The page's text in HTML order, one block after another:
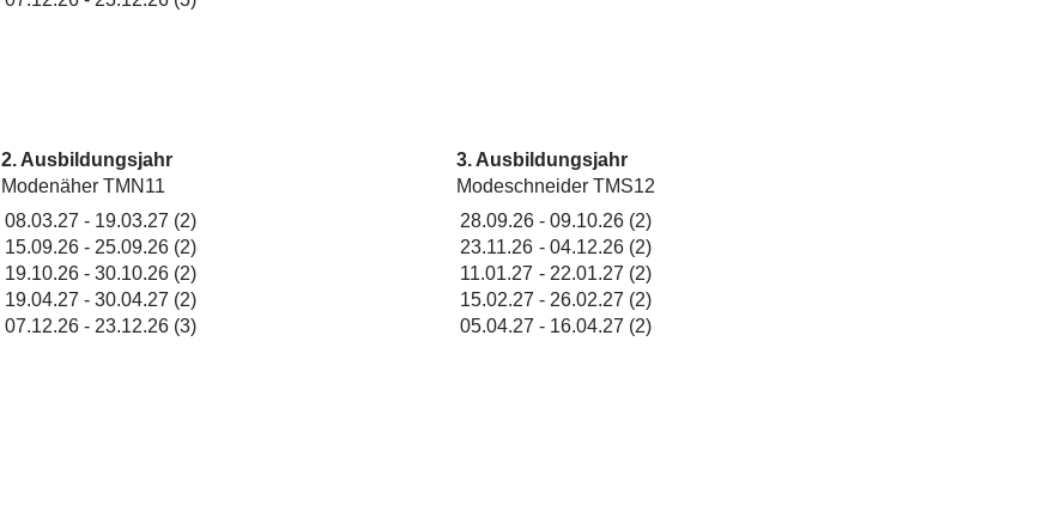
2. Ausbildungsjahr
3. Ausbildungsjahr
Modenäher TMN11
Modeschneider TMS12
08.03.27 - 19.03.27 (2)
15.09.26 - 25.09.26 (2)
19.10.26 - 30.10.26 (2)
19.04.27 - 30.04.27 (2)
07.12.26 - 23.12.26 (3)
28.09.26 - 09.10.26 (2)
23.11.26 - 04.12.26 (2)
11.01.27 - 22.01.27 (2)
15.02.27 - 26.02.27 (2)
05.04.27 - 16.04.27 (2)